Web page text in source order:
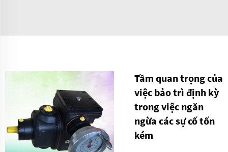
Tầm quan trọng của
việc bảo trì định kỳ
trong việc ngăn
ngừa các sự cố tốn
kém